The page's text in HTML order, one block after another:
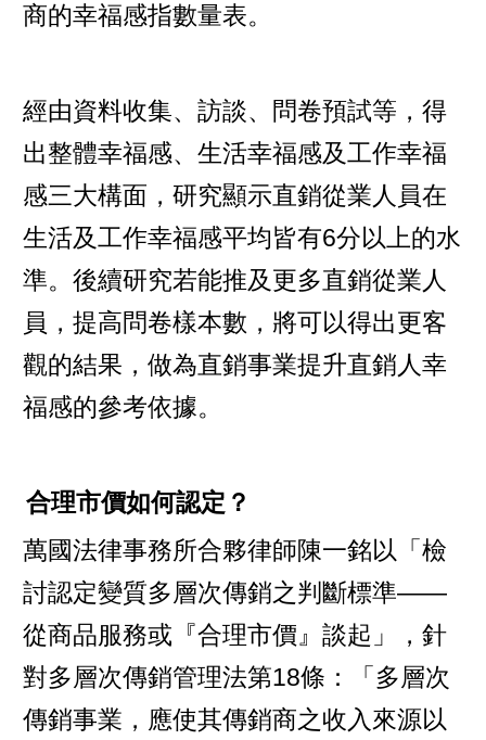
商的幸福感指數量表。
經由資料收集、訪談、問卷預試等，得
出整體幸福感、生活幸福感及工作幸福
感三大構面，研究顯示直銷從業人員在
生活及工作幸福感平均皆有6分以上的水
準。後續研究若能推及更多直銷從業人
員，提高問卷樣本數，將可以得出更客
觀的結果，做為直銷事業提升直銷人幸
福感的參考依據。
合理市價如何認定？
萬國法律事務所合夥律師陳一銘以「檢
討認定變質多層次傳銷之判斷標準——
從商品服務或『合理市價』談起」，針
對多層次傳銷管理法第18條：「多層次
傳銷事業，應使其傳銷商之收入來源以